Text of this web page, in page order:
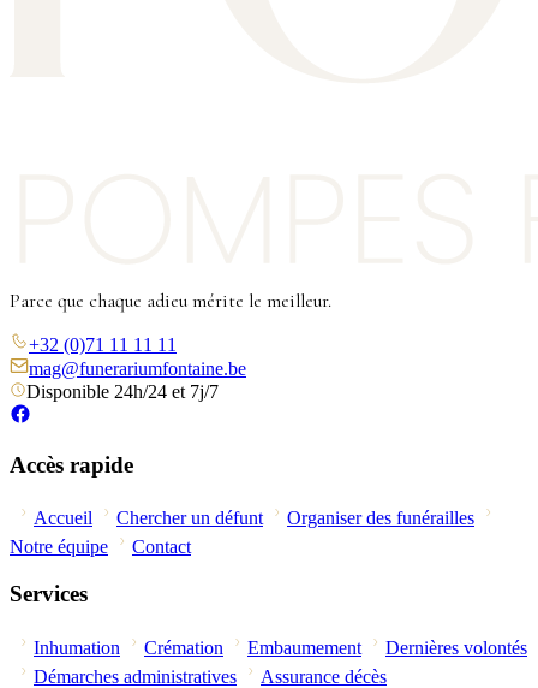
Parce que chaque adieu mérite le meilleur.
+32 (0)71 11 11 11
mag@funerariumfontaine.be
Disponible 24h/24 et 7j/7
Accès rapide
Accueil Chercher un défunt
Organiser des funérailles
Notre équipe
Contact
Services
Inhumation Crémation Embaumement
Dernières volontés
Démarches administratives
Assurance décès